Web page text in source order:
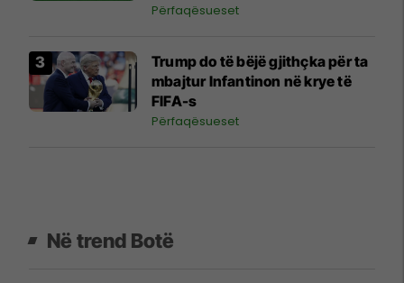
Përfaqësueset
Trump do të bëjë gjithçka për ta
mbajtur Infantinon në krye të
FIFA-s
Përfaqësueset
Në trend Botë